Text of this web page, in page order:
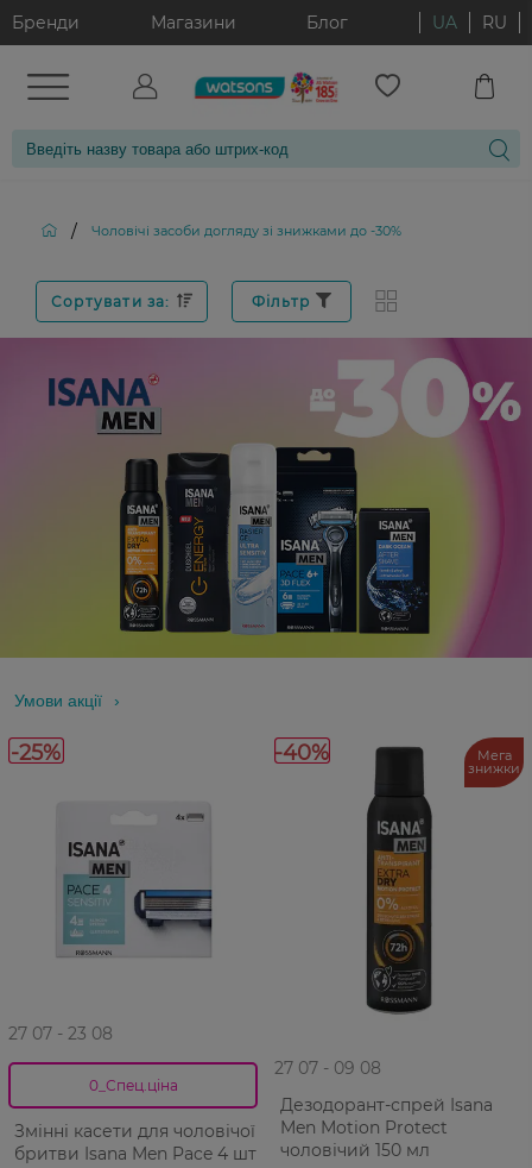
Бренди Магазини Блог UA RU
/ Чоловічі засоби догляду зі знижками до -30%
Сортувати за: Фільтр
Умови акції
-25%
27 07 - 23 08
0_Спец.ціна
Змінні касети для чоловічої
бритви Isana Men Pace 4 шт
-40% Мега
знижки
27 07 - 09 08
Дезодорант-спрей Isana
Men Motion Protect
чоловічий 150 мл